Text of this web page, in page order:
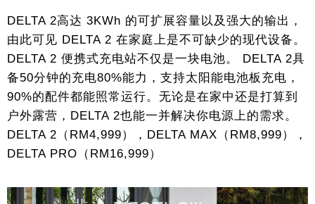
DELTA 2高达 3KWh 的可扩展容量以及强大的输出，
由此可见 DELTA 2 在家庭上是不可缺少的现代设备。
DELTA 2 便携式充电站不仅是一块电池。 DELTA 2具
备50分钟的充电80%能力，支持太阳能电池板充电，
90%的配件都能照常运行。无论是在家中还是打算到
户外露营，DELTA 2也能一并解决你电源上的需求。
DELTA 2（RM4,999），DELTA MAX（RM8,999），
DELTA PRO（RM16,999）